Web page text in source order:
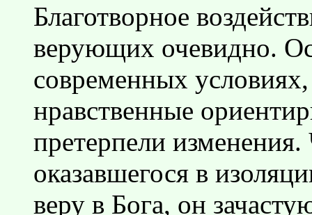
Благотворное
верующих очевидно.
современных
нравственные
претерпели изменения.
оказавшегося в
веру в Бога, он